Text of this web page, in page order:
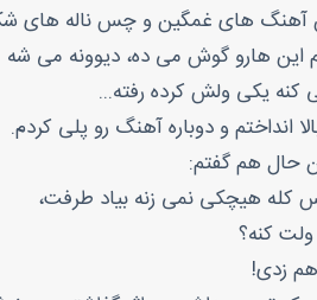
آهنگ های غمگین و چس ناله
این هارو گوش می ده، دیوونه می شه
یکی ولش کرده رفته...
انداختم و دوباره آهنگ رو پلی کردم.
حال هم گفتم:
کله هیچکی نمی زنه بیاد طرفت،
ولت کنه؟
زدی!